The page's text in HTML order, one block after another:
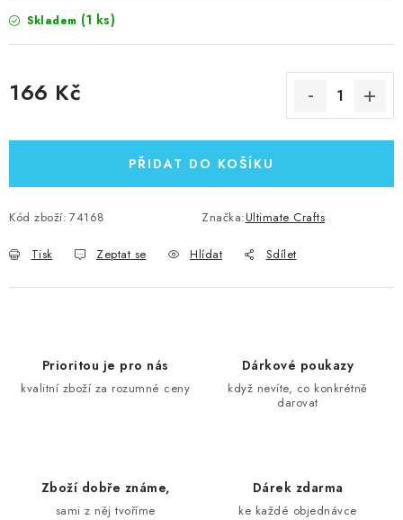
Skladem (1 ks)
166 Kč
PŘIDAT DO KOŠÍKU
Kód zboží: 74168 Značka:Ultimate Crafts
Tisk Zeptat se Hlídat Sdílet
Prioritou je pro nás
kvalitní zboží za rozumné ceny
Dárkové poukazy
když nevíte, co konkrétně
darovat
Zboží dobře známe,
sami z něj tvoříme
Dárek zdarma
ke každé objednávce